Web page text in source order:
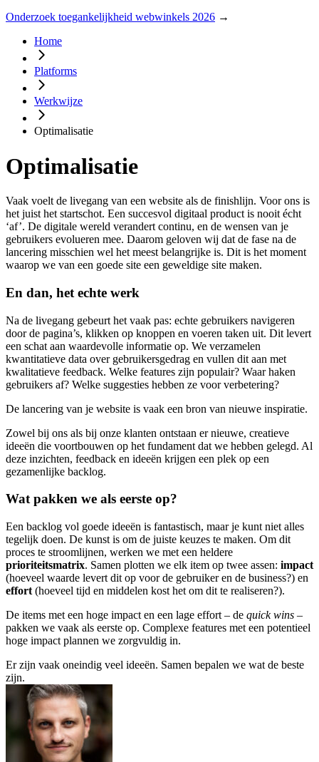
Onderzoek toegankelijkheid webwinkels 2026 →
Home
Platforms
Werkwijze
Optimalisatie
Optimalisatie
Vaak voelt de livegang van een website als de finishlijn. Voor ons is
het juist het startschot. Een succesvol digitaal product is nooit écht
‘af’. De digitale wereld verandert continu, en de wensen van je
gebruikers evolueren mee. Daarom geloven wij dat de fase na de
lancering misschien wel het meest belangrijke is. Dit is het moment
waarop we van een goede site een geweldige site maken.
En dan, het echte werk
Na de livegang gebeurt het vaak pas: echte gebruikers navigeren
door de pagina’s, klikken op knoppen en voeren taken uit. Dit levert
een schat aan waardevolle informatie op. We verzamelen
kwantitatieve data over gebruikersgedrag en vullen dit aan met
kwalitatieve feedback. Welke features zijn populair? Waar haken
gebruikers af? Welke suggesties hebben ze voor verbetering?
De lancering van je website is vaak een bron van nieuwe inspiratie.
Zowel bij ons als bij onze klanten ontstaan er nieuwe, creatieve
ideeën die voortbouwen op het fundament dat we hebben gelegd. Al
deze inzichten, feedback en ideeën krijgen een plek op een
gezamenlijke backlog.
Wat pakken we als eerste op?
Een backlog vol goede ideeën is fantastisch, maar je kunt niet alles
tegelijk doen. De kunst is om de juiste keuzes te maken. Om dit
proces te stroomlijnen, werken we met een heldere
prioriteitsmatrix. Samen plotten we elk item op twee assen: impact
(hoeveel waarde levert dit op voor de gebruiker en de business?) en
effort (hoeveel tijd en middelen kost het om dit te realiseren?).
De items met een hoge impact en een lage effort – de quick wins –
pakken we vaak als eerste op. Complexe features met een potentieel
hoge impact plannen we zorgvuldig in.
Er zijn vaak oneindig veel ideeën. Samen bepalen we wat de beste
zijn.